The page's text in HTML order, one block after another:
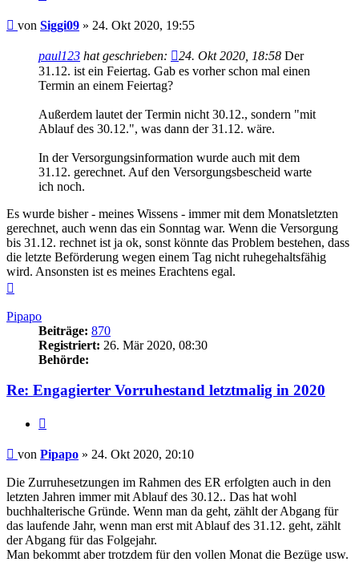
Beitrag
von Siggi09 » 24. Okt 2020, 19:55
paul123 hat geschrieben: 24. Okt 2020, 18:58 Der
31.12. ist ein Feiertag. Gab es vorher schon mal einen
Termin an einem Feiertag?
Außerdem lautet der Termin nicht 30.12., sondern "mit
Ablauf des 30.12.", was dann der 31.12. wäre.
In der Versorgungsinformation wurde auch mit dem
31.12. gerechnet. Auf den Versorgungsbescheid warte
ich noch.
Es wurde bisher - meines Wissens - immer mit dem Monatsletzten
gerechnet, auch wenn das ein Sonntag war. Wenn die Versorgung
bis 31.12. rechnet ist ja ok, sonst könnte das Problem bestehen, dass
die letzte Beförderung wegen einem Tag nicht ruhegehaltsfähig
wird. Ansonsten ist es meines Erachtens egal.
Pipapo
Beiträge: 870
Registriert: 26. Mär 2020, 08:30
Behörde:
Re: Engagierter Vorruhestand letztmalig in 2020
Beitrag
von Pipapo » 24. Okt 2020, 20:10
Die Zurruhesetzungen im Rahmen des ER erfolgten auch in den
letzten Jahren immer mit Ablauf des 30.12.. Das hat wohl
buchhalterische Gründe. Wenn man da geht, zählt der Abgang für
das laufende Jahr, wenn man erst mit Ablauf des 31.12. geht, zählt
der Abgang für das Folgejahr.
Man bekommt aber trotzdem für den vollen Monat die Bezüge usw.